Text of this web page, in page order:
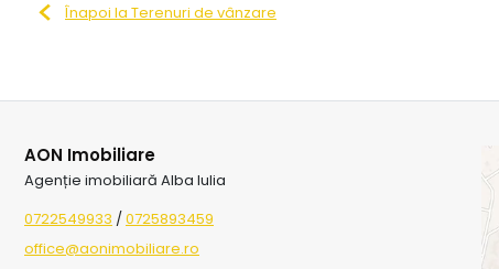
Înapoi la Terenuri de vânzare
AON Imobiliare
Agenție imobiliară Alba Iulia
0722549933 /0725893459
office@aonimobiliare.ro